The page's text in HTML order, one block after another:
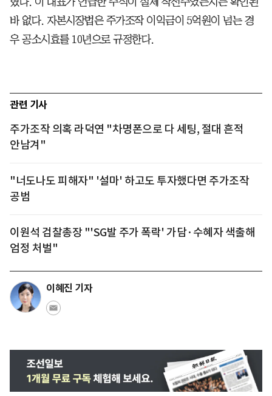
바 없다. 자본시장법은 주가조작 이익금이 5억원이 넘는 경
우 공소시효를 10년으로 규정한다.
관련 기사
주가조작 의혹 라덕연 "차명폰으로 다 세팅, 절대 흔적
안남겨"
"너도나도 피해자" '설마' 하고도 투자했다면 주가조작
공범
이원석 검찰총장 "'SG발 주가 폭락' 가담·수혜자 색출해
엄정 처벌"
이혜진 기자